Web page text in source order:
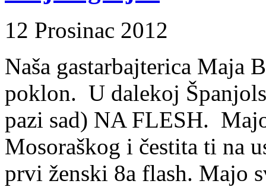
12 Prosinac 2012
Naša gastarbajterica Maja
poklon. U dalekoj
pazi sad) NA FLESH.
Mosoraškog i čestita ti na
prvi ženski 8a flash. Majo